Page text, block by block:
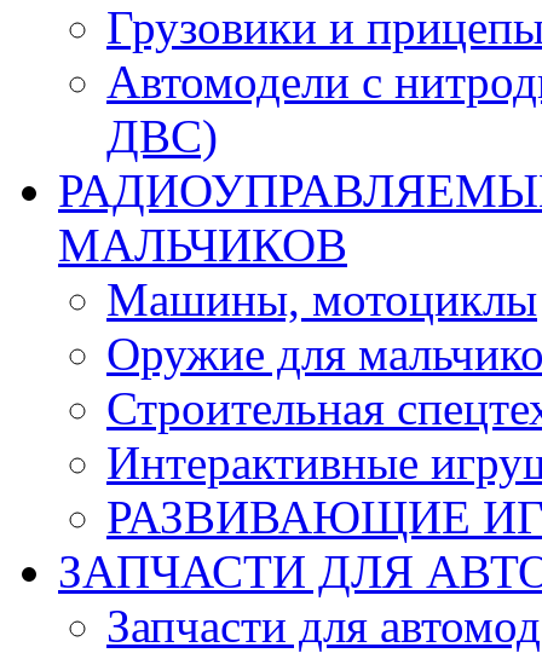
Грузовики и
Автомодели с
ДВС)
МАЛЬЧИКОВ
Машины, мотоциклы
Оружие для
Строительная
Интерактивные
РАЗВИВАЮЩИЕ
ЗАПЧАСТИ ДЛЯ
Запчасти для